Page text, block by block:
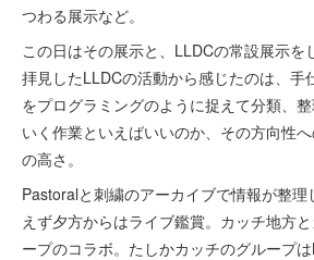
つわる展示など。
この日はその展示と、LLDCの常設展示を
拝見したLLDCの活動から感じたのは、手
をプログラミングのように捉えて分類、
いく作業といえばいいのか、その方向性
の高さ。
Pastoralと刺繍のアーカイブで情報が整理
えず夕方からはライブ鑑賞。カッチ地方
ープのコラボ。たしかカッチのグループ